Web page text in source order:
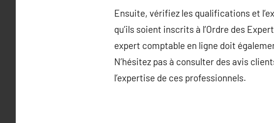
Ensuite, vérifiez les qualifications et
qu’ils soient inscrits à l’Ordre des
expert comptable en ligne doit
N’hésitez pas à consulter des avis
l’expertise de ces professionnels.